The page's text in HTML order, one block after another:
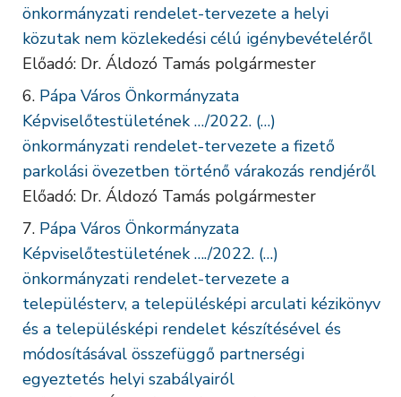
önkormányzati rendelet-tervezete a helyi
közutak nem közlekedési célú igénybevételéről
Előadó: Dr. Áldozó Tamás polgármester
Pápa Város Önkormányzata
Képviselőtestületének …/2022. (…)
önkormányzati rendelet-tervezete a fizető
parkolási övezetben történő várakozás rendjéről
Előadó: Dr. Áldozó Tamás polgármester
Pápa Város Önkormányzata
Képviselőtestületének …./2022. (…)
önkormányzati rendelet-tervezete a
településterv, a településképi arculati kézikönyv
és a településképi rendelet készítésével és
módosításával összefüggő partnerségi
egyeztetés helyi szabályairól